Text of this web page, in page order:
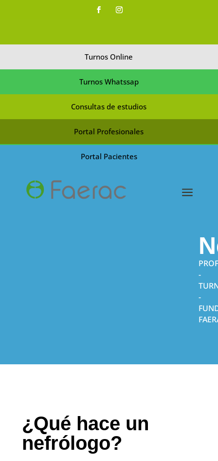
Turnos Online
Turnos Whatssap
Consultas de estudios
Portal Profesionales
Portal Pacientes
a
-
-
¿Qué hace un
nefrólogo?